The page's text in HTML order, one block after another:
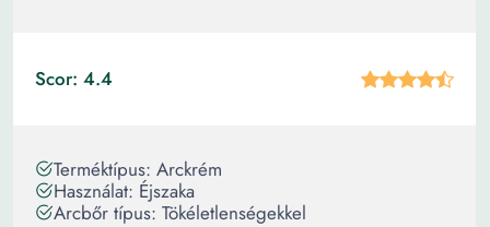
Scor: 4.4
Terméktípus: Arckrém
Használat: Éjszaka
Arcbőr típus: Tökéletlenségekkel